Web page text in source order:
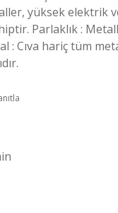
yüksek elektrik ve
Parlaklık :
: Cıva hariç tüm